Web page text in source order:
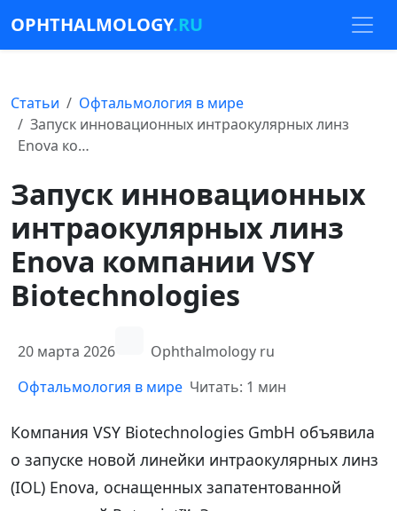
OPHTHALMOLOGY.RU
Статьи
Офтальмология в мире
Запуск инновационных интраокулярных линз
Enova ко…
Запуск инновационных
интраокулярных линз
Enova компании VSY
Biotechnologies
20 марта 2026
Ophthalmology ru
Офтальмология в мире Читать: 1 мин
Компания VSY Biotechnologies GmbH объявила
о запуске новой линейки интраокулярных линз
(IOL) Enova, оснащенных запатентованной